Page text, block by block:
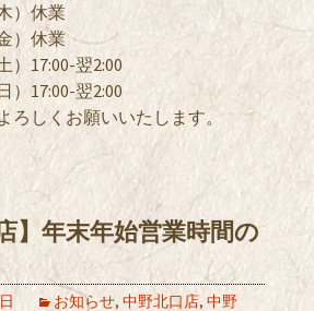
）休業
）休業
）17:00-翌2:00
）17:00-翌2:00
ろしくお願いいたします。
】年末年始営業時間の
お知らせ, 中野北口店, 中野